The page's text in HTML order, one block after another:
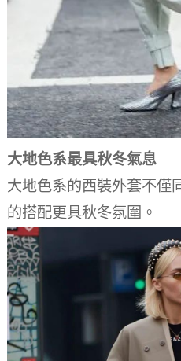
大地色系最具秋冬氣息
大地色系的西裝外套不僅
的搭配更具秋冬氛圍。